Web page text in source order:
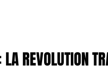
REVOLUTION